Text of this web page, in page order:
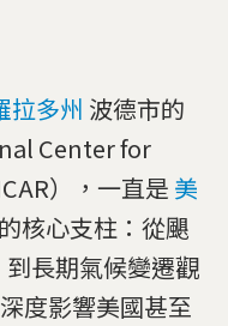
拉多州 波德市的
Center for
），一直是 美
核心支柱：從颶
長期氣候變遷觀
度影響美國甚至